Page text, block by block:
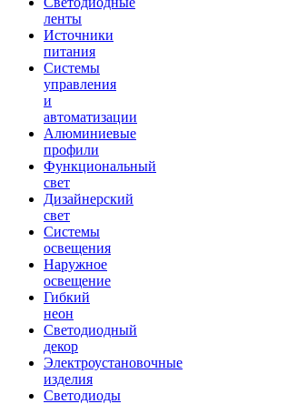
ленты
Источники
питания
Системы
управления
и
автоматизации
Алюминиевые
профили
Функциональный
свет
Дизайнерский
свет
Системы
освещения
Наружное
освещение
Гибкий
неон
Светодиодный
декор
Электроустановочные
изделия
Светодиоды